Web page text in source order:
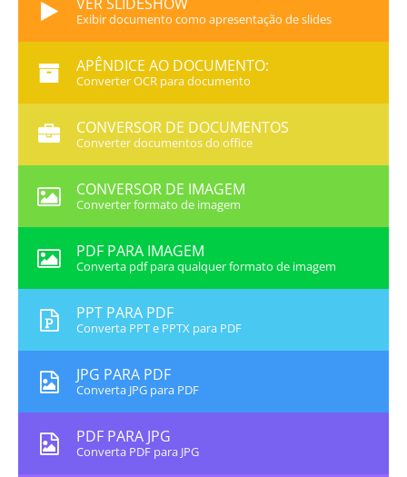
Exibir documento como apresentação de slides
APÊNDICE AO DOCUMENTO:
Converter OCR para documento
CONVERSOR DE DOCUMENTOS
Converter documentos do office
CONVERSOR DE IMAGEM
Converter formato de imagem
PDF PARA IMAGEM
Converta pdf para qualquer formato de imagem
PPT PARA PDF
Converta PPT e PPTX para PDF
JPG PARA PDF
Converta JPG para PDF
PDF PARA JPG
Converta PDF para JPG